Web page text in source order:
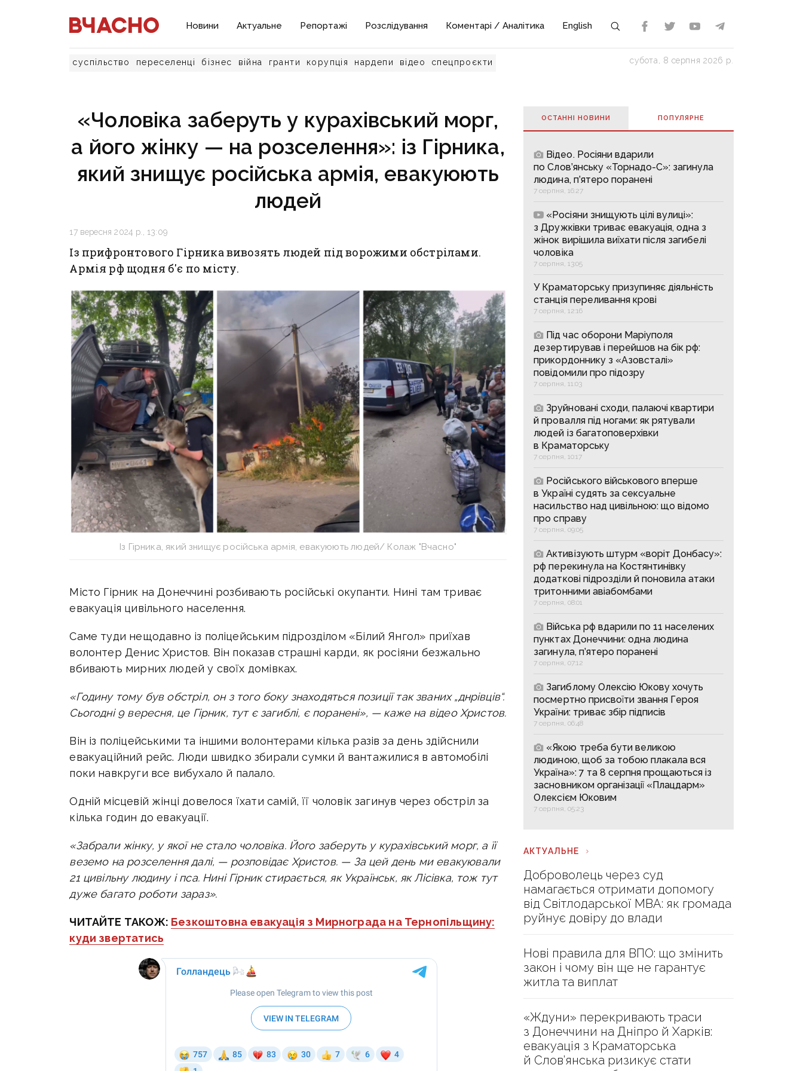
Новини Актуальне Репортажі Розслідування Коментарі / Аналітика English
суспільство переселенці бізнес війна гранти корупція нардепи відео спецпроєкти субота, 8 серпня 2026 р.
«Чоловіка заберуть у курахівський морг,
а його жінку — на розселення»: із Гірника,
який знищує російська армія, евакуюють
людей
17 вересня 2024 р., 13:09
Із прифронтового Гірника вивозять людей під ворожими обстрілами.
Армія рф щодня б'є по місту.
Із Гірника, який знищує російська армія, евакуюють людей/ Колаж "Вчасно"
Місто Гірник на Донеччині розбивають російські окупанти. Нині там триває
евакуація цивільного населення.
Саме туди нещодавно із поліцейським підрозділом «Білий Янгол» приїхав
волонтер Денис Христов. Він показав страшні карди, як росіяни безжально
вбивають мирних людей у своїх домівках.
«Годину тому був обстріл, он з того боку знаходяться позиції так званих „днрівців“.
Сьогодні 9 вересня, це Гірник, тут є загиблі, є поранені», — каже на відео Христов.
Він із поліцейськими та іншими волонтерами кілька разів за день здійснили
евакуаційний рейс. Люди швидко збирали сумки й вантажилися в автомобілі
поки навкруги все вибухало й палало.
Одній місцевій жінці довелося їхати самій, її чоловік загинув через обстріл за
кілька годин до евакуації.
«Забрали жінку, у якої не стало чоловіка. Його заберуть у курахівський морг, а її
веземо на розселення далі, — розповідає Христов. — За цей день ми евакуювали
21 цивільну людину і пса. НиніГірник стирається, як Українськ, як Лісівка, тож тут
дуже багато роботи зараз».
ЧИТАЙТЕ ТАКОЖ: Безкоштовна евакуація з Мирнограда на Тернопільщину:
куди звертатись
ОСТАННІ НОВИНИ ПОПУЛЯРНE
Відео. Росіяни вдарили
по Слов’янську «Торнадо-С»: загинула
людина, п’ятеро поранені
7 серпня, 16:27
«Росіяни знищують цілі вулиці»:
з Дружківки триває евакуація, одна з
жінок вирішила виїхати після загибелі
чоловіка
7 серпня, 13:05
У Краматорську призупиняє діяльність
станція переливання крові
7 серпня, 12:16
Під час оборони Маріуполя
дезертирував і перейшов на бік рф:
прикордоннику з «Азовсталі»
повідомили про підозру
7 серпня, 11:03
Зруйновані сходи, палаючі квартири
й провалля під ногами: як рятували
людей із багатоповерхівки
в Краматорську
7 серпня, 10:17
Російського військового вперше
в Україні судять за сексуальне
насильство над цивільною: що відомо
про справу
7 серпня, 09:05
Активізують штурм «воріт Донбасу»:
рф перекинула на Костянтинівку
додаткові підрозділи й поновила атаки
тритонними авіабомбами
7 серпня, 08:01
Війська рф вдарили по 11 населених
пунктах Донеччини: одна людина
загинула, п’ятеро поранені
7 серпня, 07:12
Загиблому Олексію Юкову хочуть
посмертно присвоїти звання Героя
України: триває збір підписів
7 серпня, 06:48
«Якою треба бути великою
людиною, щоб за тобою плакала вся
Україна»: 7 та 8 серпня прощаються із
засновником організації «Плацдарм»
Олексієм Юковим
7 серпня, 05:23
АКТУАЛЬНЕ
Доброволець через суд
намагається отримати допомогу
від Світлодарської МВА: як громада
руйнує довіру до влади
Нові правила для ВПО: що змінить
закон і чому він ще не гарантує
житла та виплат
«Ждуни» перекривають траси
з Донеччини на Дніпро й Харків:
евакуація з Краматорська
й Слов’янська ризикує стати